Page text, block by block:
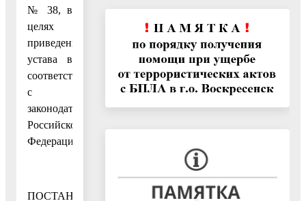
№ 38, в
целях
приведения
устава в
соответствие
с
законодательством
Российской
Федерации,
ПОСТАНОВЛЯЮ: